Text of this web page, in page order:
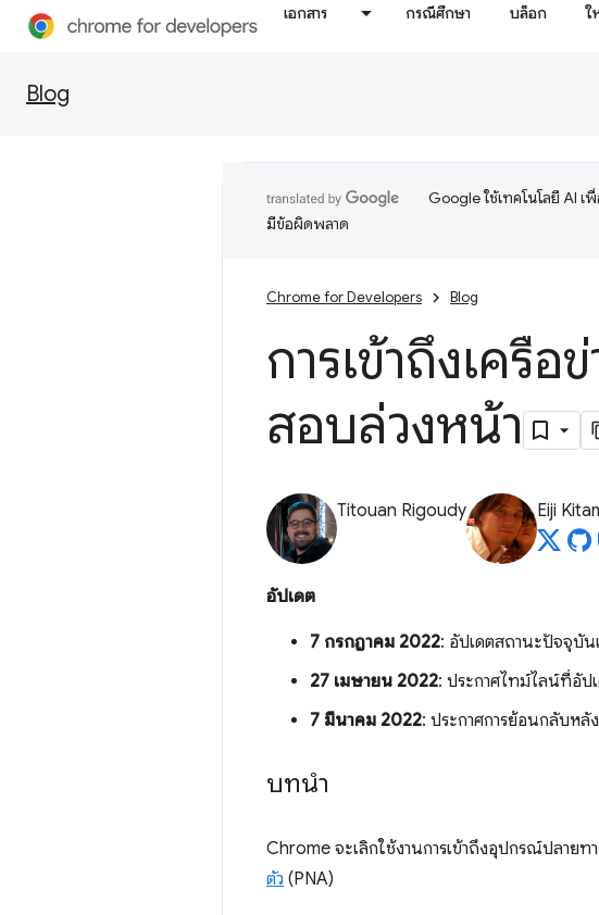
เอกสาร กรณีศึกษา บล็อก ใ
Blog
Google ใช้เทคโนโลยี AI
มีข้อผิดพลาด
Chrome for Developers Blog
การเข้าถึงเครื
สอบล่วงหน้า
Titouan Rigoudy Eiji
อัปเดต
7 กรกฎาคม 2022: อัปเดตสถานะปัจจุบั
27 เมษายน 2022: ประกาศไทม์ไลน์ที่อัป
7 มีนาคม 2022: ประกาศการย้อนกลับห
บทนำ
Chrome จะเลิกใช้งานการเข้าถึงอุปกรณ์ปลายท
ตัว (PNA)